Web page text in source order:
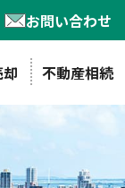
お問い合わせ
不動産相続